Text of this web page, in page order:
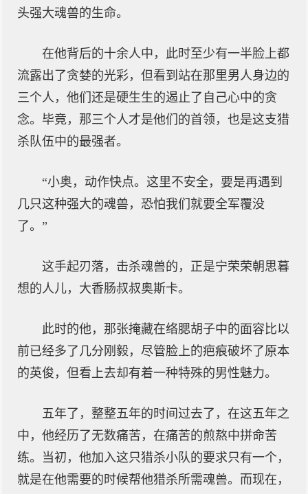
头强大魂兽的生命。
在他背后的十余人中，此时至少有一半脸上都
流露出了贪婪的光彩，但看到站在那里男人身边的
三个人，他们还是硬生生的遏止了自己心中的贪
念。毕竟，那三个人才是他们的首领，也是这支猎
杀队伍中的最强者。
“小奥，动作快点。这里不安全，要是再遇到
几只这种强大的魂兽，恐怕我们就要全军覆没
了。”
这手起刃落，击杀魂兽的，正是宁荣荣朝思暮
想的人儿，大香肠叔叔奥斯卡。
此时的他，那张掩藏在络腮胡子中的面容比以
前已经多了几分刚毅，尽管脸上的疤痕破坏了原本
的英俊，但看上去却有着一种特殊的男性魅力。
五年了，整整五年的时间过去了，在这五年之
中，他经历了无数痛苦，在痛苦的煎熬中拼命苦
练。当初，他加入这只猎杀小队的要求只有一个，
就是在他需要的时候帮他猎杀所需魂兽。而现在，